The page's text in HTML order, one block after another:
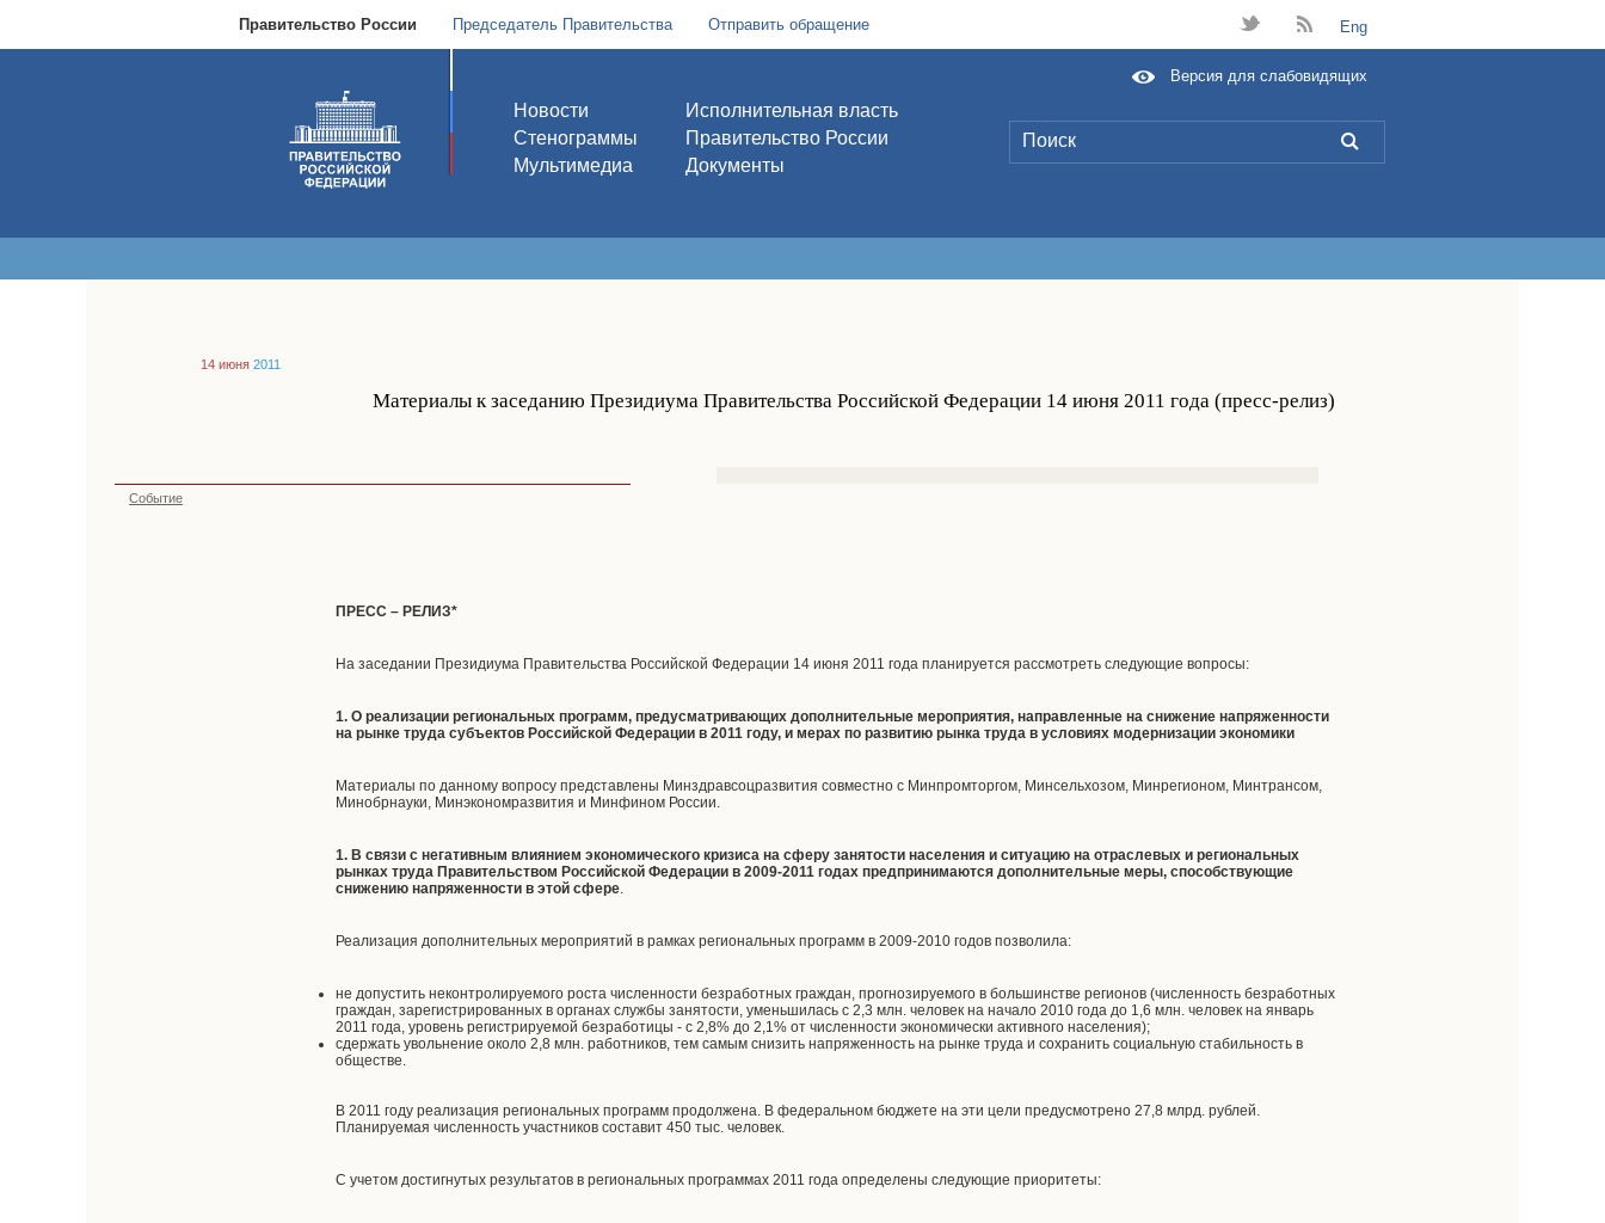
Правительство России Председатель Правительства Отправить обращение t B Eng
Новости
Стенограммы
Мультимедиа
Исполнительная власть
Правительство России
Документы
L
Версия для слабовидящих
14 июня 2011
Материалы к заседанию Президиума Правительства Российской Федерации 14 июня 2011 года (пресс-релиз)
Событие
ПРЕСС – РЕЛИЗ*
На заседании Президиума Правительства Российской Федерации 14 июня 2011 года планируется рассмотреть следующие вопросы:
1. О реализации региональных программ, предусматривающих дополнительные мероприятия, направленные на снижение напряженности
на рынке труда субъектов Российской Федерации в 2011 году, и мерах по развитию рынка труда в условиях модернизации экономики
Материалы по данному вопросу представлены Минздравсоцразвития совместно с Минпромторгом, Минсельхозом, Минрегионом, Минтрансом,
Минобрнауки, Минэкономразвития и Минфином России.
1. В связи с негативным влиянием экономического кризиса на сферу занятости населения и ситуацию на отраслевых и региональных
рынках труда Правительством Российской Федерации в 2009-2011 годах предпринимаются дополнительные меры, способствующие
снижению напряженности в этой сфере.
Реализация дополнительных мероприятий в рамках региональных программ в 2009-2010 годов позволила:
не допустить неконтролируемого роста численности безработных граждан, прогнозируемого в большинстве регионов (численность безработных
граждан, зарегистрированных в органах службы занятости, уменьшилась с 2,3 млн. человек на начало 2010 года до 1,6 млн. человек на январь
2011 года, уровень регистрируемой безработицы - с 2,8% до 2,1% от численности экономически активного населения);
сдержать увольнение около 2,8 млн. работников, тем самым снизить напряженность на рынке труда и сохранить социальную стабильность в
обществе.
В 2011 году реализация региональных программ продолжена. В федеральном бюджете на эти цели предусмотрено 27,8 млрд. рублей.
Планируемая численность участников составит 450 тыс. человек.
С учетом достигнутых результатов в региональных программах 2011 года определены следующие приоритеты: